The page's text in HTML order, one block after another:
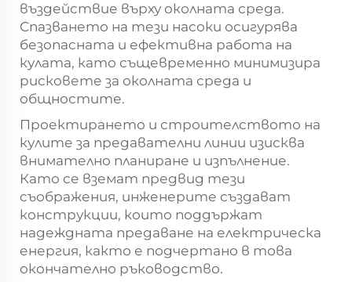
въздействие върху околната среда.
Спазването на тези насоки осигурява
безопасната и ефективна работа на
кулата, като същевременно минимизира
рисковете за околната среда и
общностите.
Проектирането и строителството на
кулите за предавателни линии изисква
внимателно планиране и изпълнение.
Като се вземат предвид тези
съображения, инженерите създават
конструкции, които поддържат
надеждната предаване на електрическа
енергия, както е подчертано в това
окончателно ръководство.